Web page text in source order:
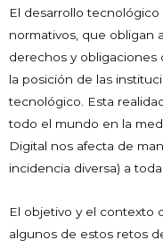
El desarrollo
normativos, que obligan
derechos y obligaciones
la posición de las
tecnológico. Esta
todo el mundo en la
Digital nos afecta de
incidencia diversa) a
El objetivo y el contexto
algunos de estos retos